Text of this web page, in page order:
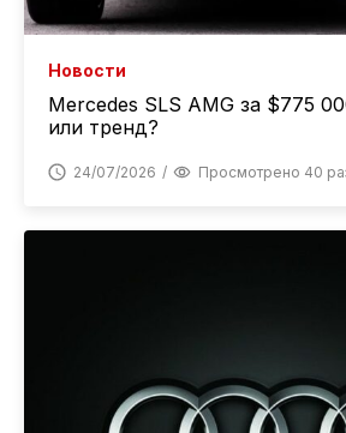
Новости
Mercedes SLS AMG за $775
или тренд?
24/07/2026 Просмотрено 40